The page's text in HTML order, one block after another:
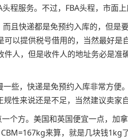
程服务。不过，FBA头程，市面上
且快递都是免预约入库的，但是
以提供税号借用的，当然最好
人，但是收件人的地址务必是
些，快递是免预约入库非常方便
性来说还是不足，当然建议卖家
个方。美国和英国便宜一点，加
来算，就是几块钱1kg